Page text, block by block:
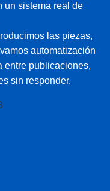
un sistema real de
las piezas,
automatización
entre publicaciones,
sin responder.